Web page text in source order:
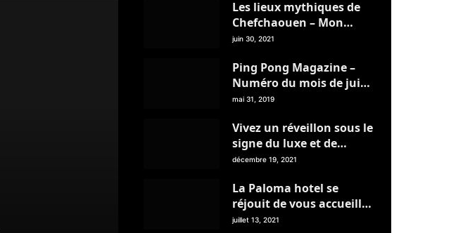
Les lieux mythiques de
Chefchaouen – Mon
Livret de Voyage page 7
juin 30, 2021
Ping Pong Magazine –
Numéro du mois de juin
2019
mai 31, 2019
Vivez un réveillon sous le
signe du luxe et de
l’élégance au Banyan
décembre 19, 2021
La Paloma hotel se
réjouit de vous accueillir
pour un agréable séjour
juillet 13, 2021